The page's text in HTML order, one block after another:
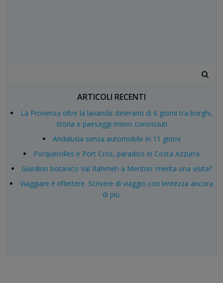
ARTICOLI RECENTI
La Provenza oltre la lavanda: itinerario di 6 giorni tra borghi,
storia e paesaggi meno conosciuti
Andalusia senza automobile in 11 giorni
Porquerolles e Port Cros, paradiso in Costa Azzurra
Giardino botanico Val Rahmeh a Menton: merita una visita?
Viaggiare è riflettere. Scrivere di viaggio con lentezza ancora
di più.